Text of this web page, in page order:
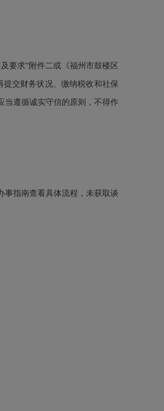
要求”附件二或《福州市鼓楼区
提交财务状况、缴纳税收和社保
当遵循诚实守信的原则，不得作
事指南查看具体流程，未获取谈